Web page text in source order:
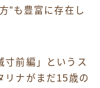
”も豊富に存在し
寸前編」というス
リナがまだ15歳の